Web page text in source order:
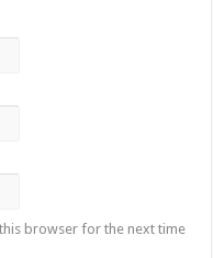
browser for the next time